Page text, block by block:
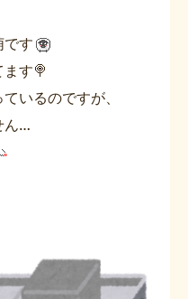
す
す🍭
いるのですが、
ん…